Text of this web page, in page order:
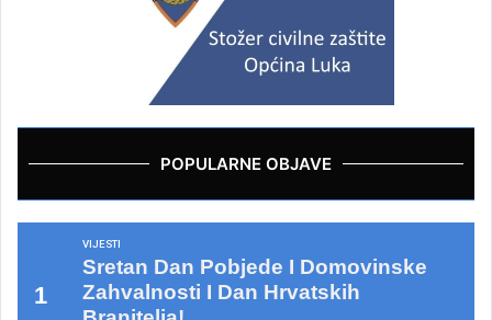
POPULARNE OBJAVE
VIJESTI
Sretan Dan Pobjede I Domovinske
Zahvalnosti I Dan Hrvatskih